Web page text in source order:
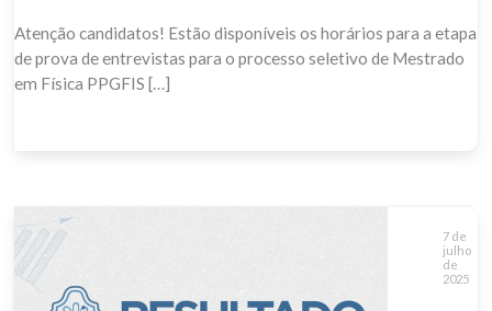
Atenção candidatos! Estão disponíveis os horários para a etapa
de prova de entrevistas para o processo seletivo de Mestrado
em Física PPGFIS […]
7 de
julho
de
2025